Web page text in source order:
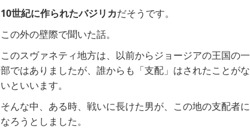
10世紀に作られたバジリカだそうです。
この外の壁際で聞いた話。
このスヴァネティ地方は、以前からジョージアの王国の一
部ではありましたが、誰からも「支配」はされたことがな
いといいます。
そんな中、ある時、戦いに長けた男が、この地の支配者に
なろうとしました。